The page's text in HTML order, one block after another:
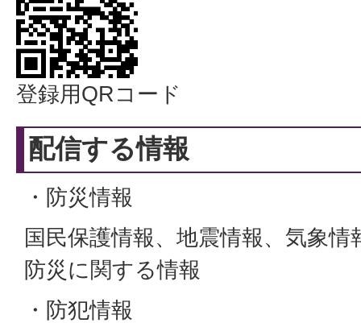
登録用QRコード
配信する情報
・防災情報
国民保護情報、地震情報、気象
防災に関する情報
・防犯情報